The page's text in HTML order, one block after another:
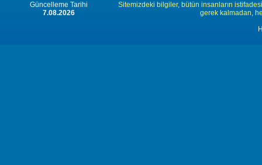
Güncelleme Tarihi
7.08.2026
Sitemizdeki bilgiler, bütün insanların
gerek kalmadan,